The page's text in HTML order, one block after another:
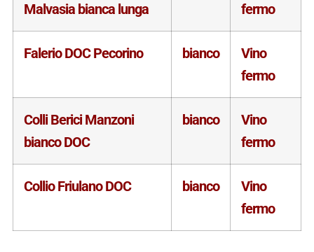
Malvasia bianca lunga
fermo
Falerio DOC Pecorino bianco
Vino
fermo
Colli Berici Manzoni
bianco DOC
bianco
Vino
fermo
Collio Friulano DOC bianco
Vino
fermo